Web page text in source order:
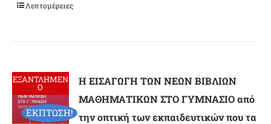
Λεπτομέρειες
ΕΞΑΝΤΛΗΜΕΝ
Ο
ΕΚΠΤΩΣΗ!
Η ΕΙΣΑΓΩΓΗ ΤΩΝ ΝΕΩΝ ΒΙΒΛΙΩΝ
ΜΑΘΗΜΑΤΙΚΩΝ ΣΤΟ ΓΥΜΝΑΣΙΟ από
την οπτική των εκπαιδευτικών που τα